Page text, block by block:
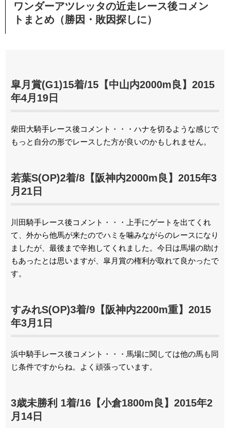
ワンダーアツレッタの近走レース後コメン
トまとめ（勝因・敗因探しに）
皐月賞(G1)15着/15【中山内2000m良】2015
年4月19日
柴田大騎手レース後コメント・・・ハナを切るような感じで
もっと自分の形でレースした方が良いのかもしれません。
若葉S(OP)2着/8【阪神内2000m良】2015年3
月21日
川田騎手レース後コメント・・・上手にゲートを出てくれ
て、外から他馬が来たのでハミを噛みながらのレースになり
ましたが、最後まで辛抱してくれました。今日は馬場の助け
もあったとは思いますが、皐月賞の権利が取れて良かったで
す。
すみれS(OP)3着/9【阪神内2200m重】2015
年3月1日
浜中騎手レース後コメント・・・馬場に関しては他の馬も同
じ条件ですからね。よく頑張っています。
3歳未勝利 1着/16【小倉1800m良】2015年2
月14日